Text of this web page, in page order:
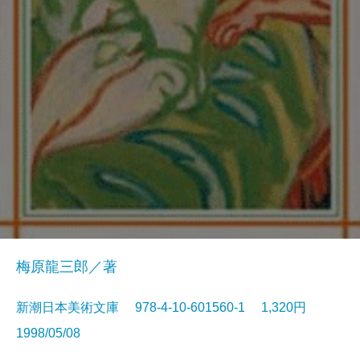
梅原龍三郎／著
新潮日本美術文庫 978-4-10-601560-1 1,320円
1998/05/08